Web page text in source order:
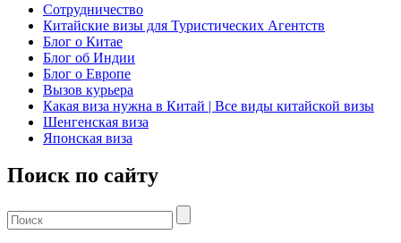
Сотрудничество
Китайские визы для Туристических Агентств
Блог о Китае
Блог об Индии
Блог о Европе
Вызов курьера
Какая виза нужна в Китай | Все виды китайской визы
Шенгенская виза
Японская виза
Поиск по сайту